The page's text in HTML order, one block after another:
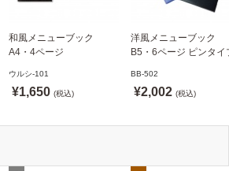
和風メニューブック
A4・4ページ
ウルシ-101 シンビ
(SHIMBI)【当日発送可】
ウルシ-101
¥1,650 (税込)
洋風メニューブック
B5・6ページ ピンタイ
ニュー6P えいむ(Aim)
BB-502
¥2,002 (税込)